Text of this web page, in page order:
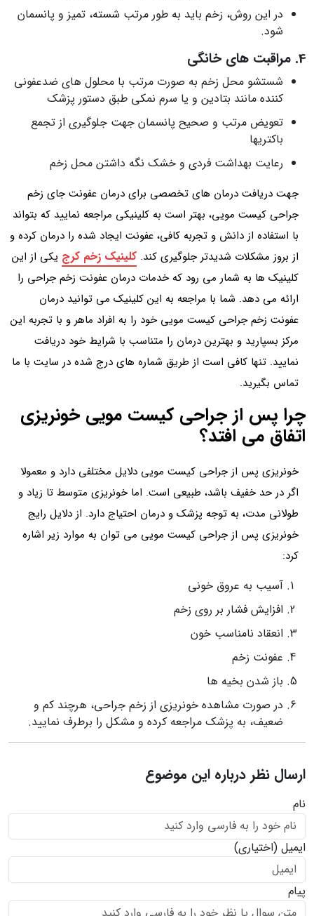
در این روش، زخم باید به طور مرتب شسته، تمیز و پانسمان
شود.
4. مراقبت های خانگی
شستشو محل زخم به صورت مرتب با محلول های ضدعفونی
کننده مانند بتادین و یا سرم نمکی طبق دستور پزشک
تعویض مرتب و صحیح پانسمان جهت جلوگیری از تجمع
باکتری‎ها
رعایت بهداشت فردی و خشک نگه داشتن محل زخم
جهت دریافت درمان های تخصصی برای درمان عفونت جای زخم
جراحی کیست مویی، بهتر است به کلینیکی مراجعه نمایید که بتواند
با استفاده از دانش و تجربه کافی، عفونت ایجاد شده را درمان کرده و
از بروز مشکلات شدیدتر جلوگیری کند. کلینیک زخم کرج یکی از این
کلینیک ها به شمار می رود که خدمات درمان عفونت زخم جراحی را
ارائه می دهد. شما با مراجعه به این کلینیک می توانید درمان
عفونت زخم جراحی کیست مویی خود را به افراد ماهر و با تجربه این
مرکز بسپارید و بهترین درمان را متناسب با شرایط خود دریافت
نمایید. تنها کافی است از طریق شماره های درج شده در سایت با ما
تماس بگیرید.
چرا پس از جراحی کیست مویی خونریزی
اتفاق می افتد؟
خونریزی پس از جراحی کیست مویی دلایل مختلفی دارد و معمولا
اگر در حد خفیف باشد، طبیعی است. اما خونریزی متوسط تا زیاد و
طولانی مدت، به توجه پزشک و درمان احتیاج دارد. از دلایل رایج
خونریزی پس از جراحی کیست مویی می توان به موارد زیر اشاره
کرد:
آسیب به عروق خونی
افزایش فشار بر روی زخم
انعقاد نامناسب خون
عفونت زخم
باز شدن بخیه ها
در صورت مشاهده خونریزی از زخم جراحی، هرچند کم و
ضعیف، به پزشک مراجعه کرده و مشکل را برطرف نمایید.
ارسال نظر درباره این موضوع
نام
ایمیل (اختیاری)
پیام